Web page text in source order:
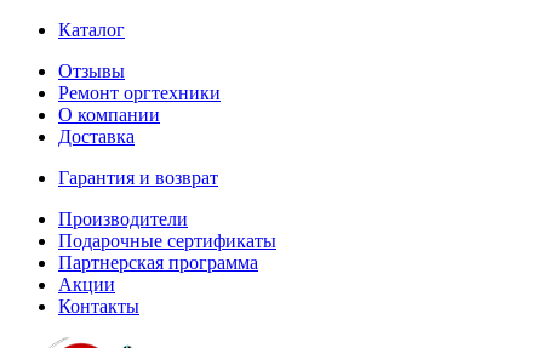
Каталог
Отзывы
Ремонт оргтехники
О компании
Доставка
Гарантия и возврат
Производители
Подарочные сертификаты
Партнерская программа
Акции
Контакты